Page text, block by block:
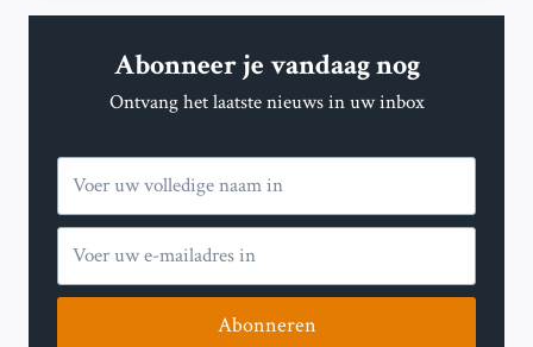
BELANGRIJKE
OP
1.072
Abonneer je vandaag nog
Ontvang het laatste nieuws in uw inbox
Abonneren